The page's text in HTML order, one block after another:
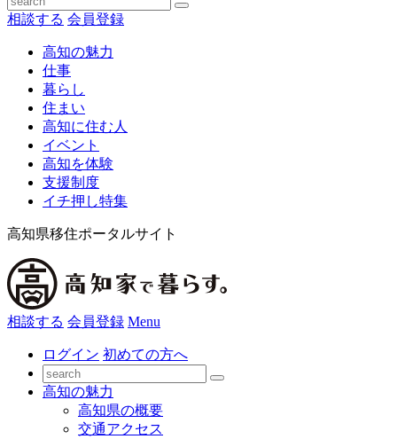
相談する 会員登録
高知の魅力
仕事
暮らし
住まい
高知に住む人
イベント
高知を体験
支援制度
イチ押し特集
高知県移住ポータルサイト
相談する 会員登録 Menu
ログイン 初めての方へ
高知の魅力
高知県の概要
交通アクセス